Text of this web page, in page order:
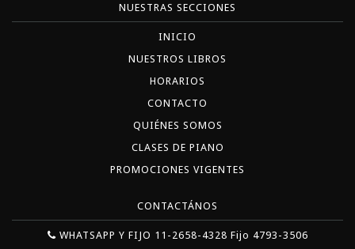
NUESTRAS SECCIONES
INICIO
NUESTROS LIBROS
HORARIOS
CONTACTO
QUIÉNES SOMOS
CLASES DE PIANO
PROMOCIONES VIGENTES
CONTACTÁNOS
WHATSAPP Y FIJO 11-2658-4328 Fijo 4793-3506